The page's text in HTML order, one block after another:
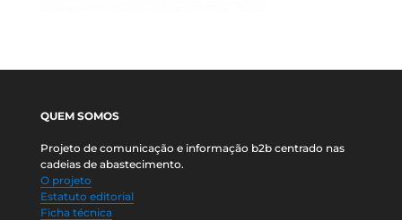
QUEM SOMOS
Projeto de comunicação e informação b2b centrado nas
cadeias de abastecimento.
O projeto
Estatuto editorial
Ficha técnica